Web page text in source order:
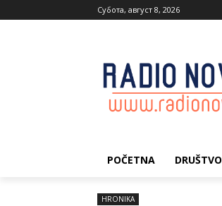
Субота, август 8, 2026
POČETNA DRUŠTVO
HRONIKA